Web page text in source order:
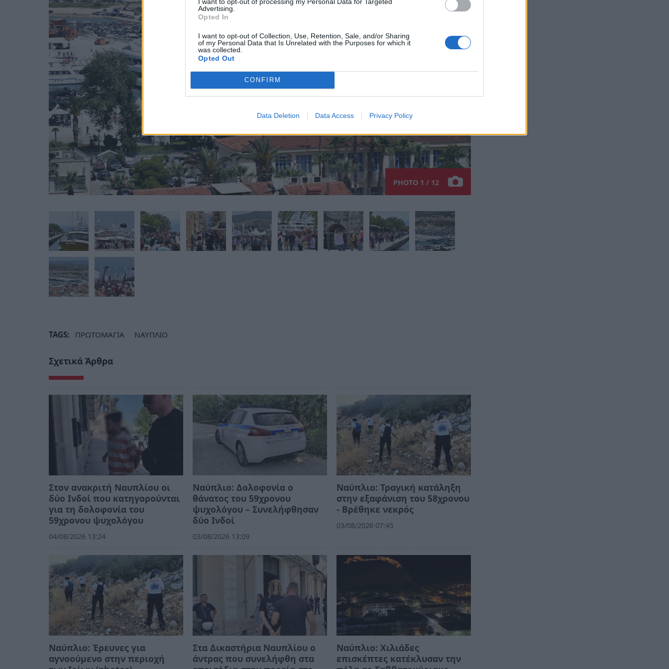
Advertising.
Opted In
I want to opt-out of Collection, Use, Retention, Sale, and/or Sharing
of my Personal Data that Is Unrelated with the Purposes for which it
was collected.
Opted Out
CONFIRM
Data Deletion Data Access Privacy Policy
PHOTO 1 / 12
TAGS: ΠΡΩΤΟΜΑΓΙΑ ΝΑΥΠΛΙΟ
Σχετικά Άρθρα
Στον ανακριτή Ναυπλίου οι
δύο Ινδοί που κατηγορούνται
για τη δολοφονία του
59χρονου ψυχολόγου
04/08/2026 13:24
Ναύπλιο: Δολοφονία ο
θάνατος του 59χρονου
ψυχολόγου – Συνελήφθησαν
δύο Ινδοί
03/08/2026 13:09
Ναύπλιο: Τραγική κατάληξη
στην εξαφάνιση του 58χρονου
- Βρέθηκε νεκρός
03/08/2026 07:45
Ναύπλιο: Έρευνες για
αγνοούμενο στην περιοχή
Στα Δικαστήρια Ναυπλίου ο
άντρας που συνελήφθη στα
Ναύπλιο: Χιλιάδες
επισκέπτες κατέκλυσαν την